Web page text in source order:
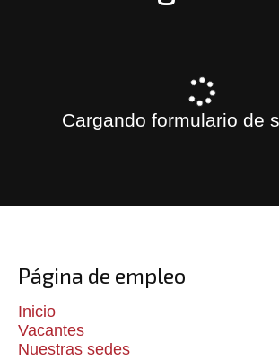
Cargando formulario de
Página de empleo
Inicio
Vacantes
Nuestras sedes